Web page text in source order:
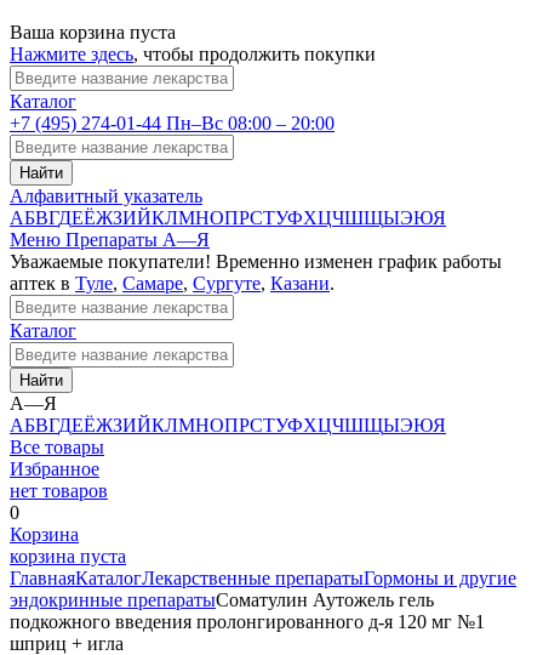
Ваша корзина пуста
Нажмите здесь, чтобы продолжить покупки
Каталог
+7 (495) 274-01-44 Пн–Вс 08:00 – 20:00
Найти
Алфавитный указатель
АБВГДЕЁЖЗИЙКЛМНОПРСТУФХЦЧШЩЫЭЮЯ
Меню Препараты А—Я
Уважаемые покупатели! Временно изменен график работы
аптек в Туле, Самаре, Сургуте, Казани.
Каталог
Найти
А—Я
АБВГДЕЁЖЗИЙКЛМНОПРСТУФХЦЧШЩЫЭЮЯ
Все товары
Избранное
нет товаров
0
Корзина
корзина пуста
ГлавнаяКаталогЛекарственные препаратыГормоны и другие
эндокринные препаратыСоматулин Аутожель гель
подкожного введения пролонгированного д-я 120 мг №1
шприц + игла